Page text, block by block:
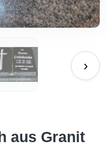
›
aus Granit